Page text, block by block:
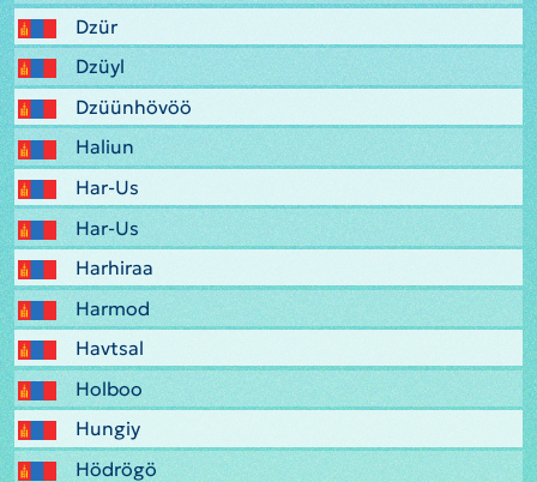
Dzür
Dzüyl
Dzüünhövöö
Haliun
Har-Us
Har-Us
Harhiraa
Harmod
Havtsal
Holboo
Hungiy
Hödrögö